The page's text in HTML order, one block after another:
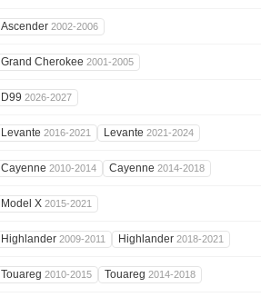
Ascender 2002-2006
Grand Cherokee 2001-2005
D99 2026-2027
Levante 2016-2021 Levante 2021-2024
Cayenne 2010-2014 Cayenne 2014-2018
Model X 2015-2021
Highlander 2009-2011 Highlander 2018-2021
Touareg 2010-2015 Touareg 2014-2018